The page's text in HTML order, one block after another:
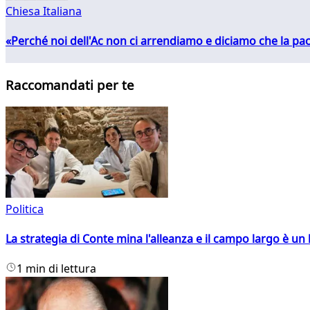
Chiesa Italiana
«Perché noi dell'Ac non ci arrendiamo e diciamo che la
Raccomandati per te
Politica
La strategia di Conte mina l'alleanza e il campo largo è
1 min di lettura